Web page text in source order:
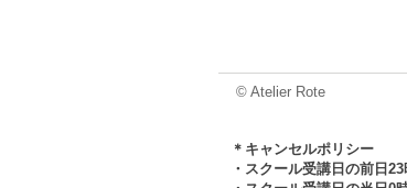
© Atelier Rote
＊キャンセルポリシー
・スクール受講日の前日